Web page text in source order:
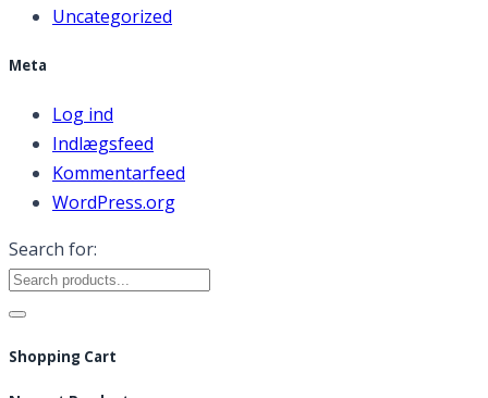
Uncategorized
Meta
Log ind
Indlægsfeed
Kommentarfeed
WordPress.org
Search for:
Shopping Cart